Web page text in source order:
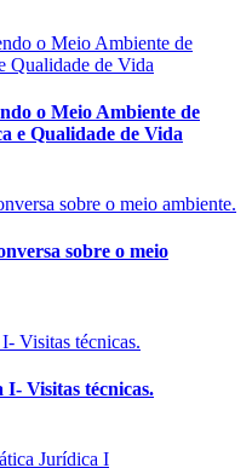
o Meio Ambiente de
e Qualidade de Vida
sobre o meio
Visitas técnicas.